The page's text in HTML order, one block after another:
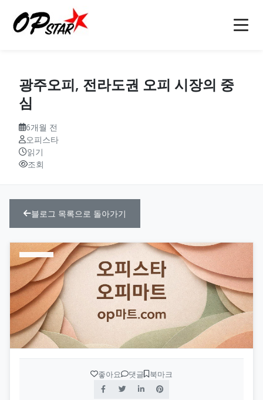
오피
역삼오피(역삼op)
선릉오피(선릉op)
인천오피(인천op)
부천오피(부천op)
구미오피(구미op)
수원오피(수원op)
안산오피(안산op)
평택오피(평택op)
오피사이트
오피(OP)
오피 모음
오피사이트 순위
op사이트 순위
업소사이트
오피 순위
오피 정보
마사지
안마
건마
휴게텔
스웨디시
스파
블로그
문의
광주오피, 전라도권 오피 시장의 중
심
6개월 전
오피스타
읽기
조회
블로그 목록으로 돌아가기
좋아요 댓글 북마크